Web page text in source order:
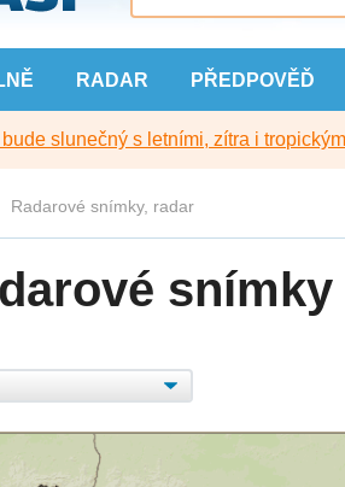
RADAR PŘEDPOVĚĎ
slunečný s letními, zítra i
Radarové snímky, radar
snímky